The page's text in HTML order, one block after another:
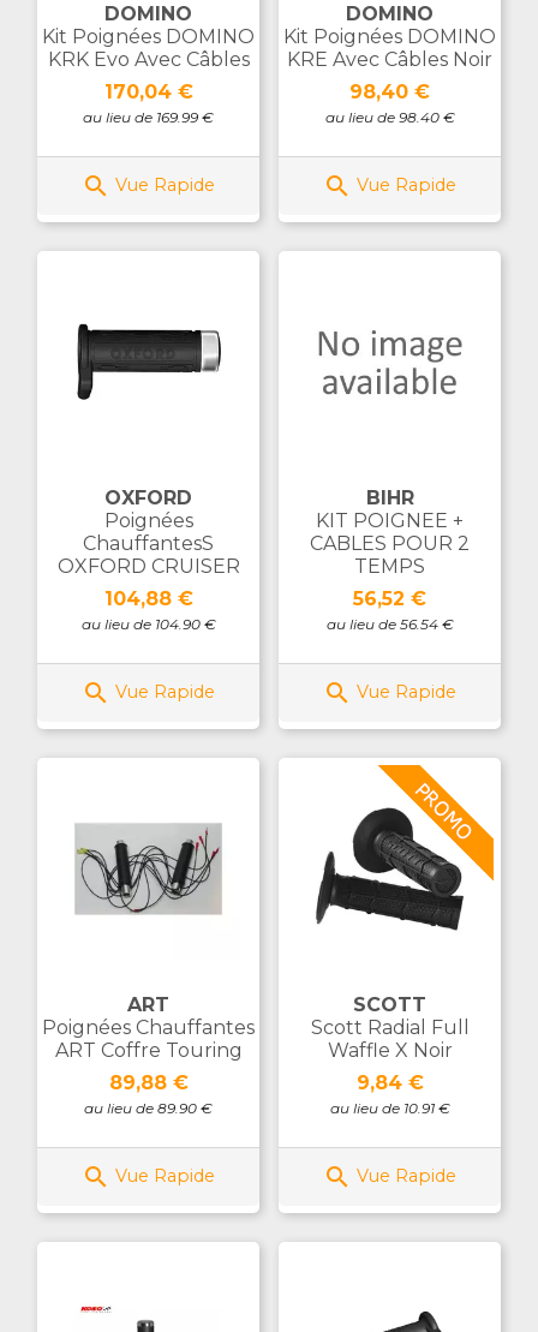
DOMINO
Kit Poignées DOMINO
KRK Evo Avec Câbles
Prix
170,04 €
au lieu de 169.99 €
 Vue Rapide
DOMINO
Kit Poignées DOMINO
KRE Avec Câbles Noir
Prix
98,40 €
au lieu de 98.40 €
 Vue Rapide
OXFORD
Poignées
ChauffantesS
OXFORD CRUISER
Prix
104,88 €
au lieu de 104.90 €
 Vue Rapide
BIHR
KIT POIGNEE +
CABLES POUR 2
TEMPS
Prix
56,52 €
au lieu de 56.54 €
 Vue Rapide
ART
Poignées Chauffantes
ART Coffre Touring
Prix
89,88 €
au lieu de 89.90 €
 Vue Rapide
SCOTT
Scott Radial Full
Waffle X Noir
Prix
9,84 €
au lieu de 10.91 €
 Vue Rapide